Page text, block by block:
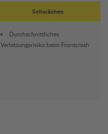
Schwächen
Durchschnittliches
Verletzungsrisiko beim Frontcrash